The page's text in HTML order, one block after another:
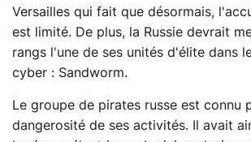
Versailles qui fait que désormais,
est limité. De plus, la Russie devrait
rangs l'une de ses unités d'élite dans
cyber : Sandworm.
Le groupe de pirates russe est connu
dangerosité de ses activités. Il avait